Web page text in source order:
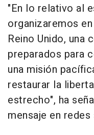
"En lo relativo al
organizaremos
Reino Unido, una
preparados para
una misión
restaurar la
estrecho", ha
mensaje en